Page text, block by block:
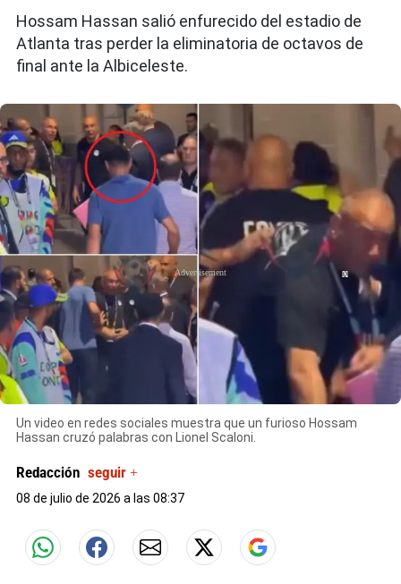
Hossam Hassan salió enfurecido del estadio de
Atlanta tras perder la eliminatoria de octavos de
final ante la Albiceleste.
Un video en redes sociales muestra que un furioso Hossam
Hassan cruzó palabras con Lionel Scaloni.
X
Redacción seguir +
08 de julio de 2026 a las 08:37